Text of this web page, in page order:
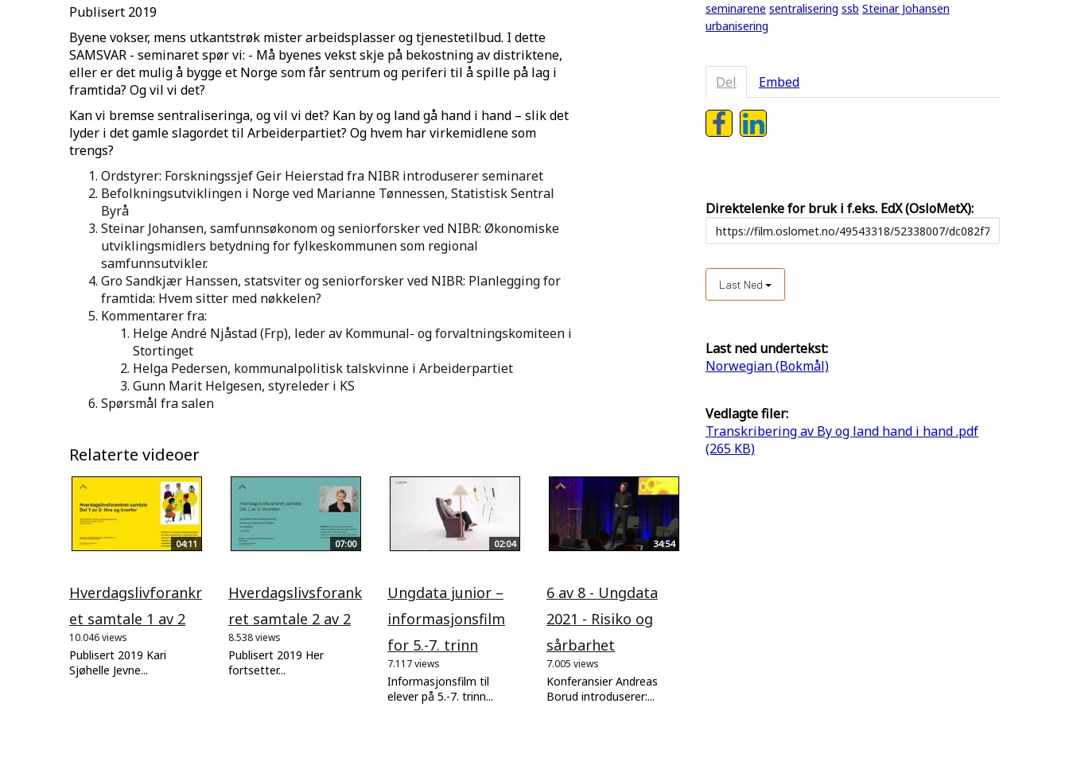
Publisert 2019
Byene vokser, mens utkantstrøk mister arbeidsplasser og tjenestetilbud. I dette
SAMSVAR - seminaret spør vi: - Må byenes vekst skje på bekostning av distriktene,
eller er det mulig å bygge et Norge som får sentrum og periferi til å spille på lag i
framtida? Og vil vi det?
Kan vi bremse sentraliseringa, og vil vi det? Kan by og land gå hand i hand – slik det
lyder i det gamle slagordet til Arbeiderpartiet? Og hvem har virkemidlene som
trengs?
Ordstyrer: Forskningssjef Geir Heierstad fra NIBR introduserer seminaret
Befolkningsutviklingen i Norge ved Marianne Tønnessen, Statistisk Sentral
Byrå
Steinar Johansen, samfunnsøkonom og seniorforsker ved NIBR: Økonomiske
utviklingsmidlers betydning for fylkeskommunen som regional
samfunnsutvikler.
Gro Sandkjær Hanssen, statsviter og seniorforsker ved NIBR: Planlegging for
framtida: Hvem sitter med nøkkelen?
Kommentarer fra:
Helge André Njåstad (Frp), leder av Kommunal- og forvaltningskomiteen i
Stortinget
Helga Pedersen, kommunalpolitisk talskvinne i Arbeiderpartiet
Gunn Marit Helgesen, styreleder i KS
Spørsmål fra salen
Relaterte videoer
04:11
Hverdagslivforankr
et samtale 1 av 2
10.046 views
Publisert 2019 Kari
Sjøhelle Jevne...
07:00
Hverdagslivsforank
ret samtale 2 av 2
8.538 views
Publisert 2019 Her
fortsetter...
02:04
Ungdata junior –
informasjonsfilm
for 5.-7. trinn
7.117 views
Informasjonsfilm til
elever på 5.-7. trinn...
34:54
6 av 8 - Ungdata
2021 - Risiko og
sårbarhet
7.005 views
Konferansier Andreas
Borud introduserer:...
seminarene sentralisering ssb Steinar Johansen
urbanisering
Del Embed
Direktelenke for bruk i f.eks. EdX (OsloMetX):
Last Ned
Last ned undertekst:
Norwegian (Bokmål)
Vedlagte filer:
Transkribering av By og land hand i hand .pdf
(265 KB)